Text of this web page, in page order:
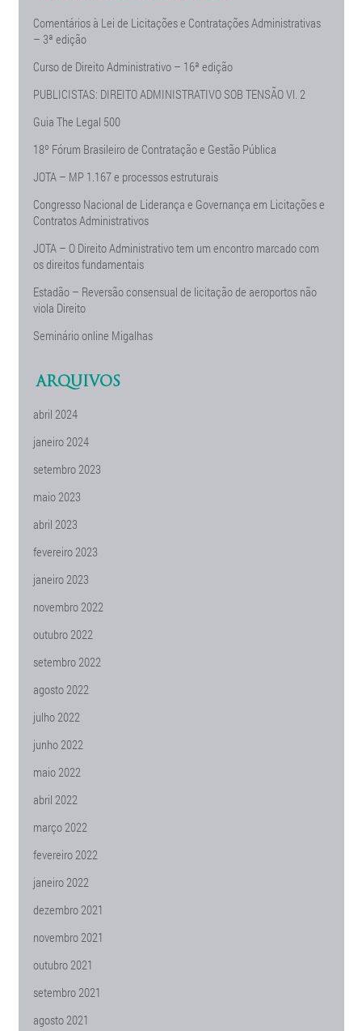
Comentários à Lei de Licitações e Contratações Administrativas
– 3ª edição
Curso de Direito Administrativo – 16ª edição
PUBLICISTAS: DIREITO ADMINISTRATIVO SOB TENSÃO Vl. 2
Guia The Legal 500
18º Fórum Brasileiro de Contratação e Gestão Pública
JOTA – MP 1.167 e processos estruturais
Congresso Nacional de Liderança e Governança em Licitações e
Contratos Administrativos
JOTA – O Direito Administrativo tem um encontro marcado com
os direitos fundamentais
Estadão – Reversão consensual de licitação de aeroportos não
viola Direito
Seminário online Migalhas
ARQUIVOS
abril 2024
janeiro 2024
setembro 2023
maio 2023
abril 2023
fevereiro 2023
janeiro 2023
novembro 2022
outubro 2022
setembro 2022
agosto 2022
julho 2022
junho 2022
maio 2022
abril 2022
março 2022
fevereiro 2022
janeiro 2022
dezembro 2021
novembro 2021
outubro 2021
setembro 2021
agosto 2021